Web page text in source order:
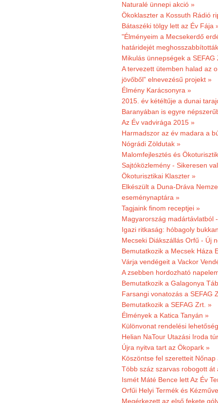
Naturalé ünnepi akció »
Ökoklaszter a Kossuth Rádió
Bátaszéki tölgy lett az Év Fája
"Élményeim a Mecsekerdő
határidejét
Mikulás ünnepségek a SEFAG
A tervezett ütemben halad az
jövőből” elnevezésű projekt »
Élmény Karácsonyra »
2015. év kétéltűje a dunai
Baranyában is egyre
Az Év vadvirága 2015 »
Harmadszor az év madara a
Nógrádi Zöldutak »
Malomfejlesztés és
Sajtóközlemény - Sikeresen
Ökoturisztikai Klaszter »
Elkészült a Duna-Dráva
eseménynaptára »
Tagjaink finom receptjei »
Magyarország madártávlatból
Igazi ritkaság: hóbagoly
Mecseki Diákszállás Orfű - Új
Bemutatkozik a Mecsek Háza
Várja vendégeit a Vackor
A zsebben hordozható
Bemutatkozik a Galagonya
Farsangi vonatozás a SEFAG
Bemutatkozik a SEFAG Zrt. »
Élmények a Katica Tanyán »
Különvonat rendelési
Helian NaTour Utazási Iroda
Újra nyitva tart az Ökopark »
Köszöntse fel szeretteit
Több száz szarvas robogott át
Ismét Máté Bence lett Az Év
Orfűi Helyi Termék és
Megérkezett az első fekete